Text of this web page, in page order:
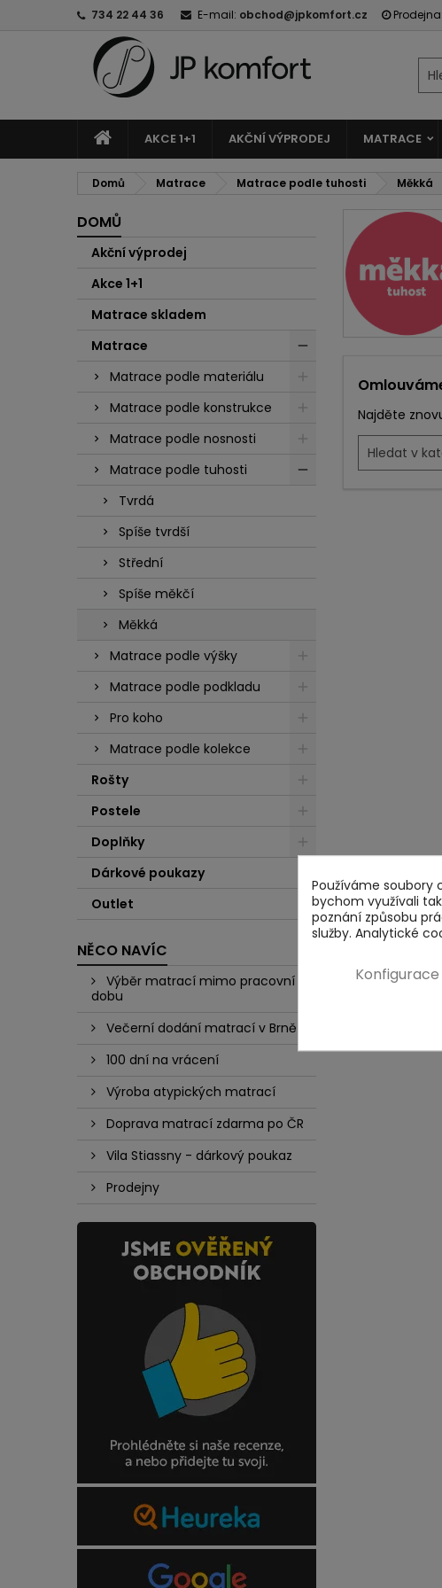
734 22 44 36 E-mail: obchod@jpkomfort.cz Prodejna:
AKCE 1+1 AKČNÍ VÝPRODEJ MATRACE
Domů Matrace Matrace podle tuhosti Měkká
DOMŮ
Akční výprodej
Akce 1+1
Matrace skladem
Matrace
Matrace podle materiálu
Matrace podle konstrukce
Matrace podle nosnosti
Matrace podle tuhosti
Tvrdá
Spíše tvrdší
Střední
Spíše měkčí
Měkká
Matrace podle výšky
Matrace podle podkladu
Pro koho
Matrace podle kolekce
Rošty
Postele
Doplňky
Dárkové poukazy
Outlet
NĚCO NAVÍC
Výběr matrací mimo pracovní
dobu
Večerní dodání matrací v Brně
100 dní na vrácení
Výroba atypických matrací
Doprava matrací zdarma po ČR
Vila Stiassny - dárkový poukaz
Prodejny
Najděte
Používáme soubory
bychom využívali
poznání způsobu
služby. Analytické
Konfigurace